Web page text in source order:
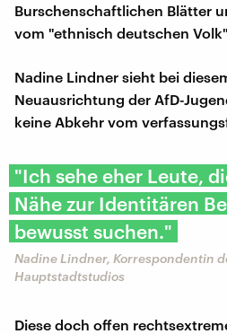
Burschenschaftlichen Blätter
vom "ethnisch deutschen
Nadine Lindner sieht bei
Neuausrichtung der AfD-
keine Abkehr vom
"Ich sehe eher Leute,
Nähe zur Identitären
bewusst suchen."
Nadine Lindner, Korrespondentin
Hauptstadtstudios
Diese doch offen